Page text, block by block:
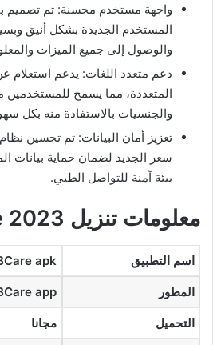
واجهة مستخدم محسنة: تم تصميم
المستخدم الجديدة بشكل أنيق
والوصول إلى جميع الميزات
دعم متعدد اللغات: يدعم استعلام
المتعددة، مما يسمح للمستخدمين
والجنسيات بالاستفادة منه بكل
تعزيز أمان البيانات: تم تحسين
سعر الجديد لضمان حماية بيانات
بيئة آمنة للتواصل الطبي.
معلومات تنزيل BCare 2023
اسم التطبيق apk
المطور app
التحميل مجانا